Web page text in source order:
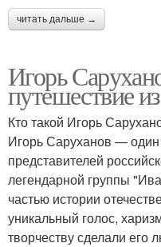
читать дальше →
Игорь
путешествие
Кто такой Игорь
Игорь Саруханов —
представителей
легендарной группы
частью истории
уникальный голос,
творчеству сделали